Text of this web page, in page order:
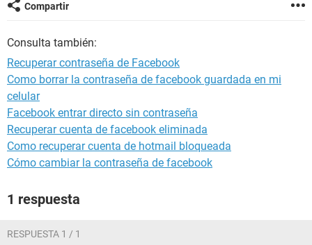
Compartir
Consulta también:
Recuperar contraseña de Facebook
Como borrar la contraseña de facebook guardada en mi
celular
Facebook entrar directo sin contraseña
Recuperar cuenta de facebook eliminada
Como recuperar cuenta de hotmail bloqueada
Cómo cambiar la contraseña de facebook
1 respuesta
RESPUESTA 1 / 1